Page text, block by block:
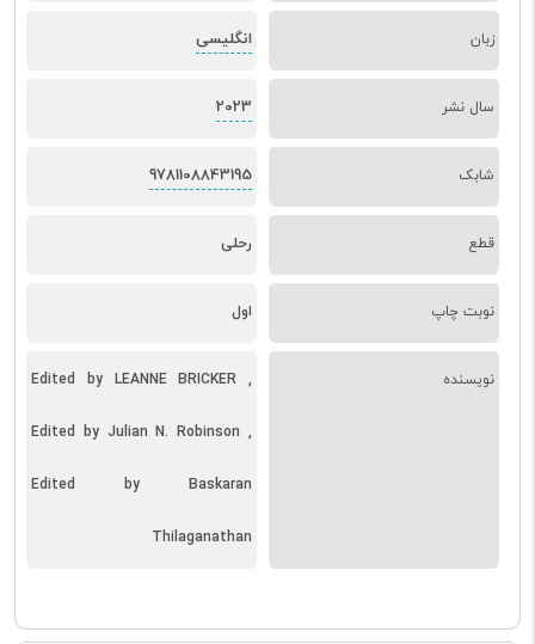
زبان انگلیسی
سال نشر 2023
شابک 9781108843195
قطع رحلی
نوبت چاپ اول
نویسنده Edited by LEANNE BRICKER ,
Edited by Julian N. Robinson ,
Edited by Baskaran
Thilaganathan